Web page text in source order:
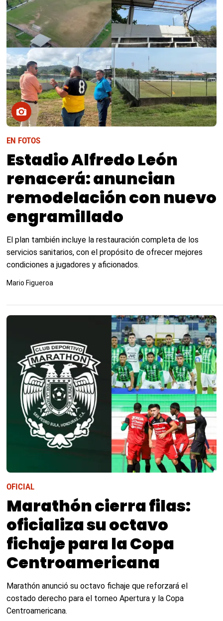
EN FOTOS
Estadio Alfredo León
renacerá: anuncian
remodelación con nuevo
engramillado
El plan también incluye la restauración completa de los
servicios sanitarios, con el propósito de ofrecer mejores
condiciones a jugadores y aficionados.
Mario Figueroa
OFICIAL
Marathón cierra filas:
oficializa su octavo
fichaje para la Copa
Centroamericana
Marathón anunció su octavo fichaje que reforzará el
costado derecho para el torneo Apertura y la Copa
Centroamericana.